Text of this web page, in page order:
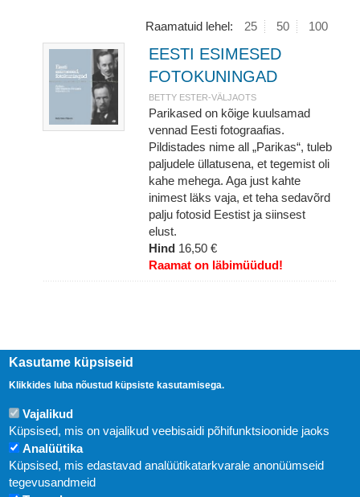
Raamatuid lehel: 25 50 100
EESTI ESIMESED
FOTOKUNINGAD
BETTY ESTER-VÄLJAOTS
Parikased on kõige kuulsamad
vennad Eesti fotograafias.
Pildistades nime all „Parikas“, tuleb
paljudele üllatusena, et tegemist oli
kahe mehega. Aga just kahte
inimest läks vaja, et teha sedavõrd
palju fotosid Eestist ja siinsest
elust.
Hind 16,50 €
Raamat on läbimüüdud!
Uudised
Kasutame küpsiseid
Klikkides luba nõustud küpsiste kasutamisega.
Vajalikud
Küpsised, mis on vajalikud veebisaidi põhifunktsioonide jaoks
Analüütika
Küpsised, mis edastavad analüütikatarkvarale anonüümseid
tegevusandmeid